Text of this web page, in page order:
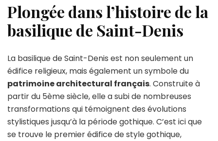
Plongée dans l’histoire de la
basilique de Saint-Denis
La basilique de Saint-Denis est non seulement un
édifice religieux, mais également un symbole du
patrimoine architectural français. Construite à
partir du 5ème siècle, elle a subi de nombreuses
transformations qui témoignent des évolutions
stylistiques jusqu’à la période gothique. C’est ici que
se trouve le premier édifice de style gothique,